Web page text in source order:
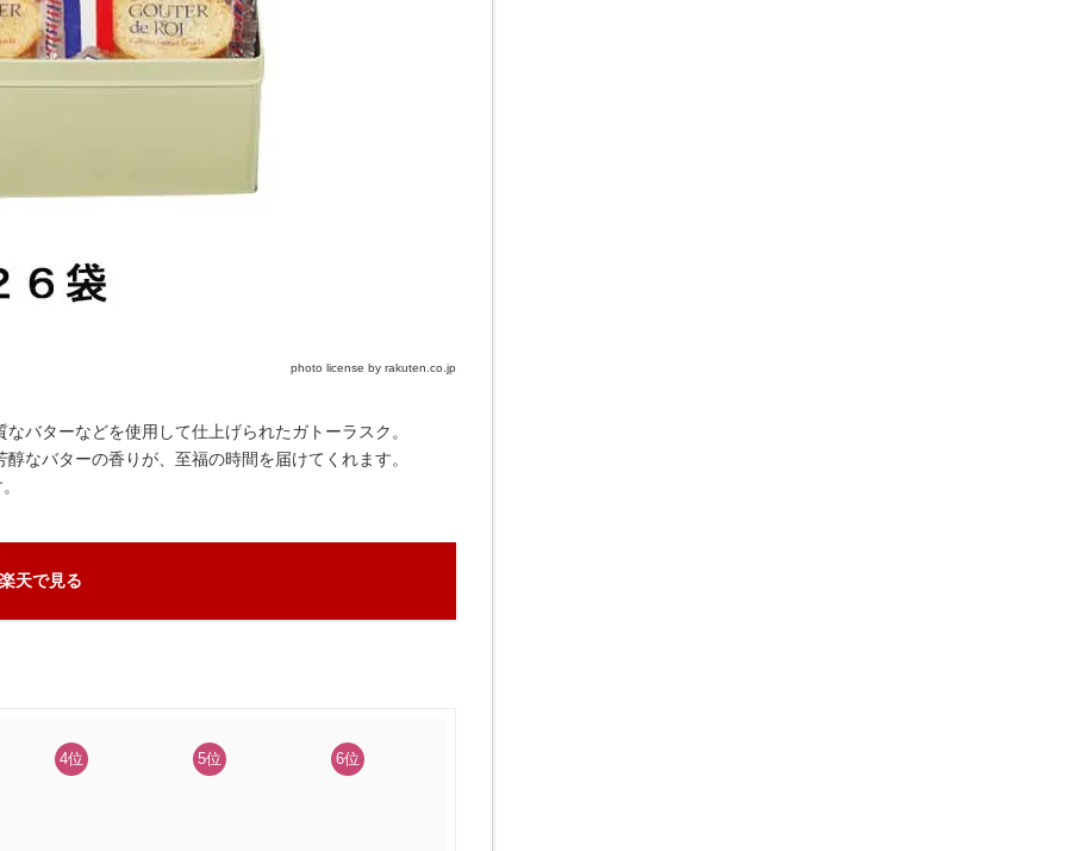
photo license by rakuten.co.jp
バターなどを使用して仕上げられたガトーラスク。
なバターの香りが、至福の時間を届けてくれます。
楽天で見る